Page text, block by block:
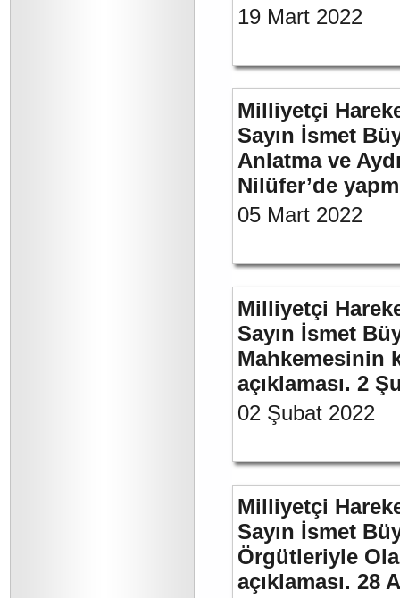
19 Mart 2022
Milliyetçi
Sayın İsmet
Anlatma ve
Nilüfer’de
05 Mart 2022
Milliyetçi
Sayın İsmet
Mahkemesinin
açıklaması. 2
02 Şubat 2022
Milliyetçi
Sayın İsmet
Örgütleriyle
açıklaması. 28